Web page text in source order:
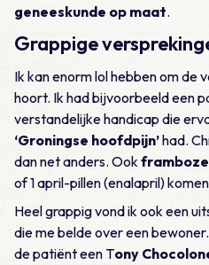
geneeskunde op maat.
Grappige
Ik kan enorm lol hebben om de
hoort. Ik had bijvoorbeeld een
verstandelijke handicap die
‘Groningse hoofdpijn’had.
dan net anders. Ook
of 1 april-pillen (enalapril)
Heel grappig vond ik ook een
die me belde over een
de patiënt een Tony